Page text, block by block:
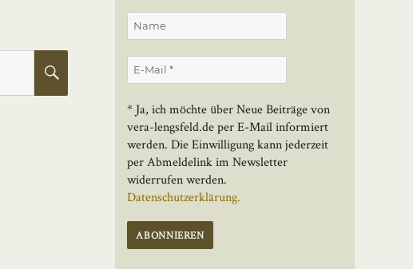
SUCHEN
* Ja, ich möchte über Neue Beiträge von
vera-lengsfeld.de per E-Mail informiert
werden. Die Einwilligung kann jederzeit
per Abmeldelink im Newsletter
widerrufen werden.
Datenschutzerklärung.